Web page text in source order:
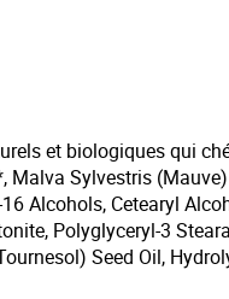
et biologiques qui
Sylvestris
Alcohols, Cetearyl
Polyglyceryl-3
Seed Oil,